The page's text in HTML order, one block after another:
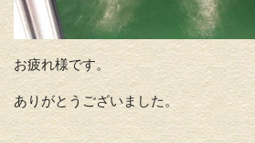
お疲れ様です。
ありがとうございました。